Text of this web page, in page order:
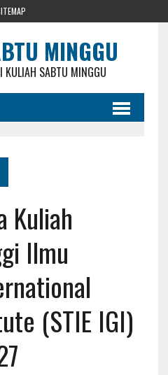
MINGGU
KULIAH SABTU MINGGU
Kuliah
Ilmu
(STIE IGI)